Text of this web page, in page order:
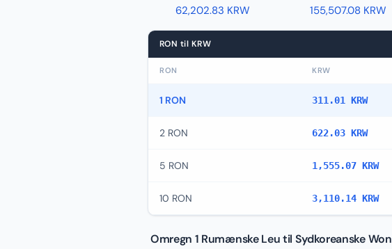
62,202.83 KRW
155,507.08 KRW
RON til KRW
RON KRW
1 RON 311.01 KRW
2 RON 622.03 KRW
5 RON 1,555.07 KRW
10 RON 3,110.14 KRW
Omregn 1 Rumænske Leu til Sydkoreanske Won